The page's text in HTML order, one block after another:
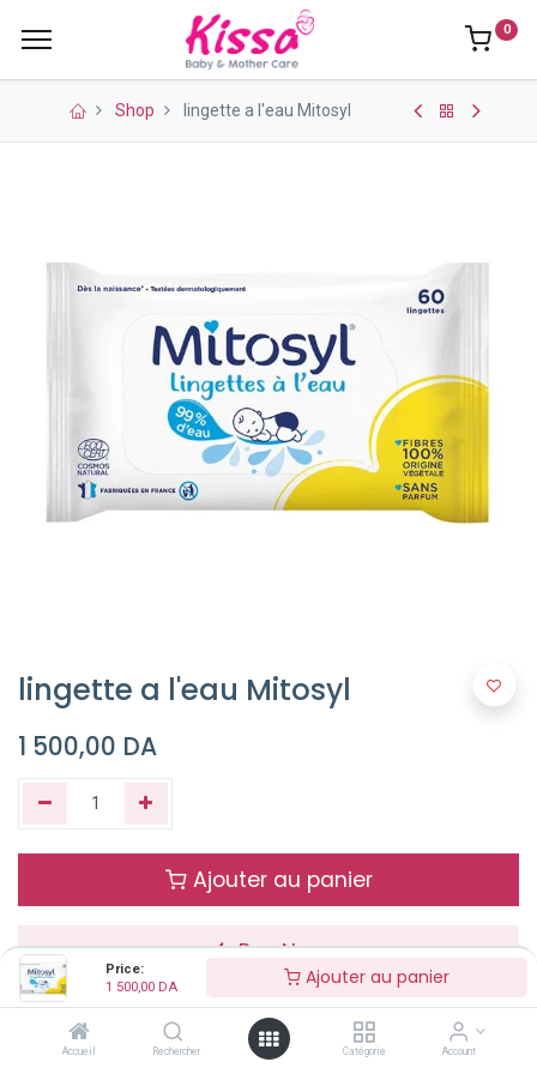
Price:
1 500,00 DA Ajouter au panier
Accueil Rechercher Catégorie Account
0
Shop lingette a l'eau Mitosyl
lingette a l'eau Mitosyl
1 500,00 DA
Ajouter au panier
Buy Now
Terms and Conditions